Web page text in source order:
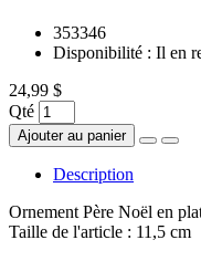
353346
Disponibilité : Il en
24,99 $
Qté
Ajouter au panier
Description
Ornement Père Noël en
Taille de l'article : 11,5 cm